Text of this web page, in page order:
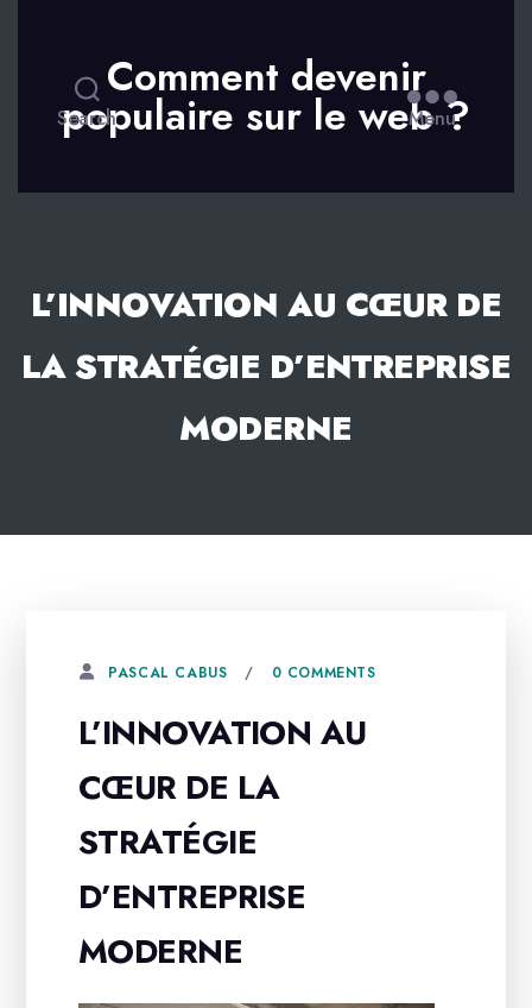
Search
Comment devenir
populaire sur le web ?
Menu
L’INNOVATION AU CŒUR DE
LA STRATÉGIE D’ENTREPRISE
MODERNE
PASCAL CABUS 0 COMMENTS
L’INNOVATION AU
CŒUR DE LA
STRATÉGIE
D’ENTREPRISE
MODERNE